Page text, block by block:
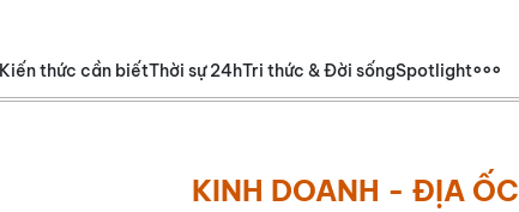
Kiến thức cần biếtThời sự 24hTri thức & Đời sốngSpotlight
KINH DOANH - ĐỊA ỐC